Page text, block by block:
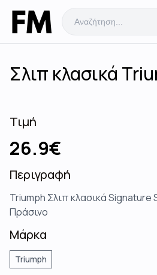
Σλιπ κλασικά
Τιμή
26.9€
Περιγραφή
Triumph Σλιπ κλασικά Signature
Πράσινο
Μάρκα
Triumph